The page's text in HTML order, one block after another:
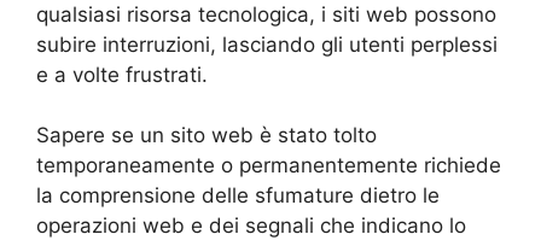
qualsiasi risorsa tecnologica, i siti web possono
subire interruzioni, lasciando gli utenti perplessi
e a volte frustrati.
Sapere se un sito web è stato tolto
temporaneamente o permanentemente richiede
la comprensione delle sfumature dietro le
operazioni web e dei segnali che indicano lo